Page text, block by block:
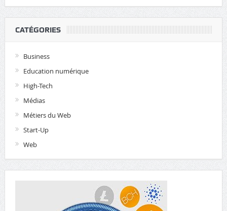
CATÉGORIES
Business
Education numérique
High-Tech
Médias
Métiers du Web
Start-Up
Web